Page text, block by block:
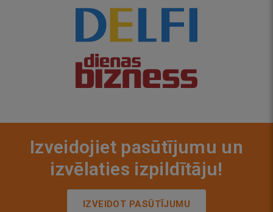
Izveidojiet pasūtījumu un
izvēlaties izpildītāju!
IZVEIDOT PASŪTĪJUMU